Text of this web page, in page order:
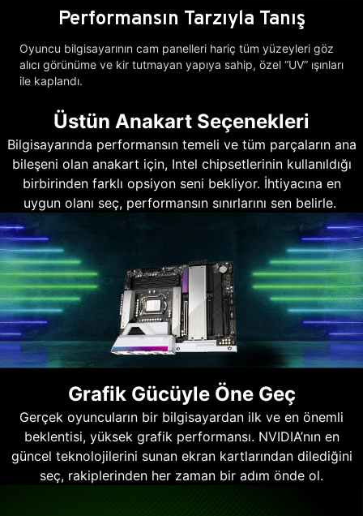
Performansın Tarzıyla Tanış
Oyuncu bilgisayarının cam panelleri hariç tüm yüzeyleri göz
alıcı görünüme ve kir tutmayan yapıya sahip, özel “UV” ışınları
ile kaplandı.
Üstün Anakart Seçenekleri
Bilgisayarında performansın temeli ve tüm parçaların ana
bileşeni olan anakart için, Intel chipsetlerinin kullanıldığı
birbirinden farklı opsiyon seni bekliyor. İhtiyacına en
uygun olanı seç, performansın sınırlarını sen belirle.
Grafik Gücüyle Öne Geç
Gerçek oyuncuların bir bilgisayardan ilk ve en önemli
beklentisi, yüksek grafik performansı. NVIDIA’nın en
güncel teknolojilerini sunan ekran kartlarından dilediğini
seç, rakiplerinden her zaman bir adım önde ol.